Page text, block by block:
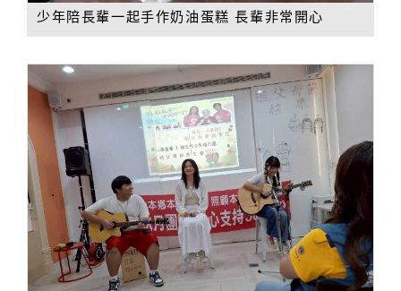
少年陪長輩一起手作奶油蛋糕 長輩非常開心